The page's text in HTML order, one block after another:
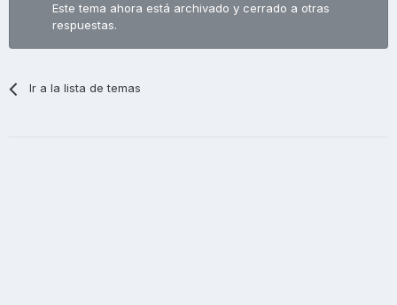
Este tema ahora está archivado y cerrado a otras
respuestas.
Ir a la lista de temas